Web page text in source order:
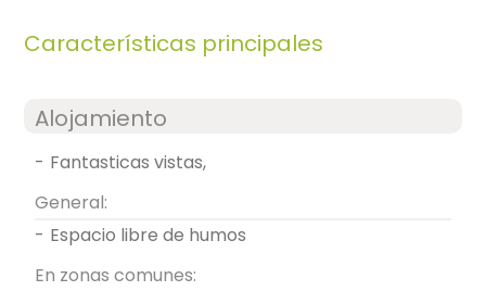
Características principales
Alojamiento
-
fantasticas vistas,
General:
-
espacio libre de humos
En zonas comunes: